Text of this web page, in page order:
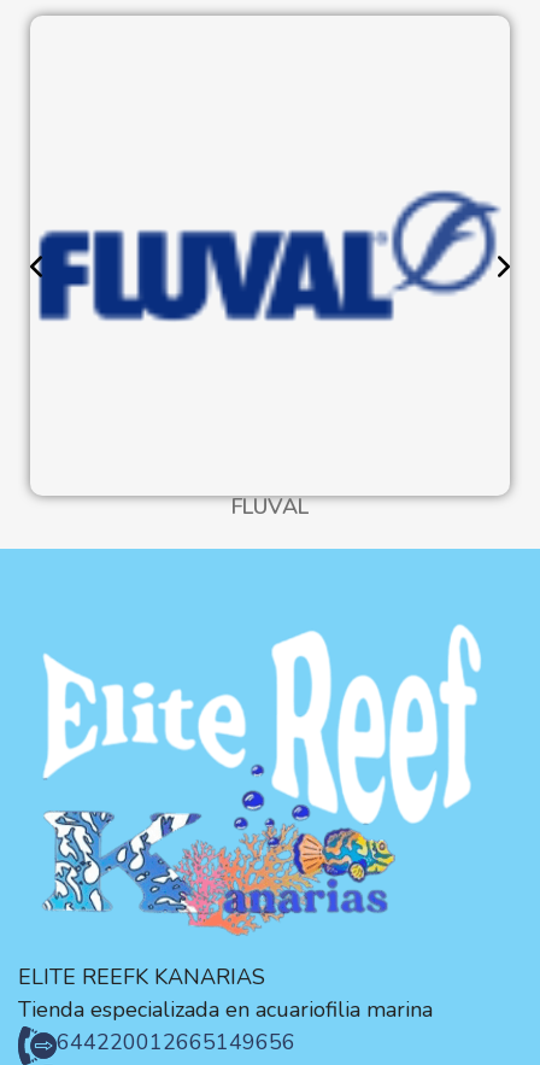
FLUVAL
ELITE REEFK KANARIAS
Tienda especializada en acuariofilia marina
644220012665149656